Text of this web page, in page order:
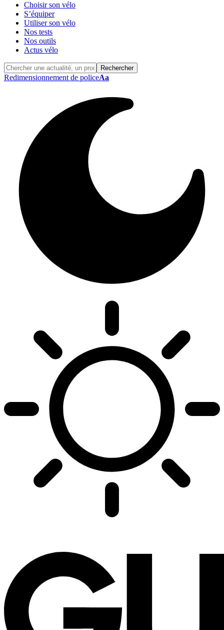
Choisir son vélo
S’équiper
Utiliser son vélo
Nos tests
Nos outils
Actus vélo
Redimensionnement de policeAa